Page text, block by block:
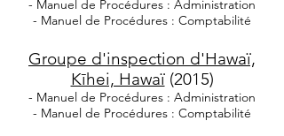
- Manuel de Procédures : Administration
- Manuel de Procédures : Comptabilité
Groupe d'inspection d'Hawaï,
Kīhei, Hawaï(2015)
- Manuel de Procédures : Administration
- Manuel de Procédures : Comptabilité